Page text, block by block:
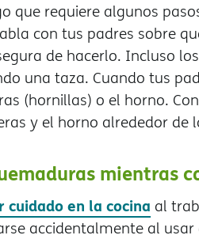
que requiere algunos
con tus padres sobre
de hacerlo. Incluso
una taza. Cuando tus
(hornillas) o el horno.
y el horno alrededor de
mientras
cuidado en la cocina al
accidentalmente al